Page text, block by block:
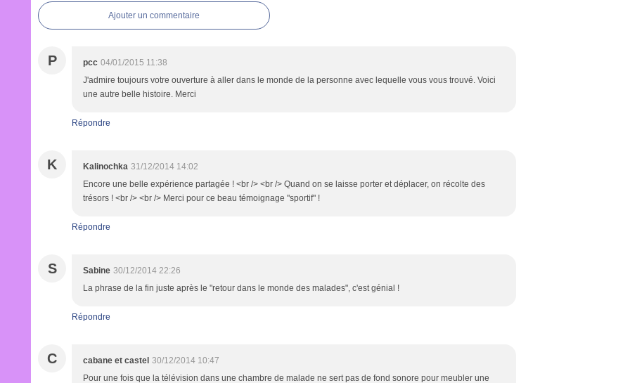
Ajouter un commentaire
P pcc 04/01/2015 11:38
J'admire toujours votre ouverture à aller dans le monde de la personne avec lequelle vous vous trouvé. Voici
une autre belle histoire. Merci
Répondre
K Kalinochka 31/12/2014 14:02
Encore une belle expérience partagée ! <br /> <br /> Quand on se laisse porter et déplacer, on récolte des
trésors ! <br /> <br /> Merci pour ce beau témoignage "sportif" !
Répondre
S Sabine 30/12/2014 22:26
La phrase de la fin juste après le "retour dans le monde des malades", c'est génial !
Répondre
C cabane et castel 30/12/2014 10:47
Pour une fois que la télévision dans une chambre de malade ne sert pas de fond sonore pour meubler une